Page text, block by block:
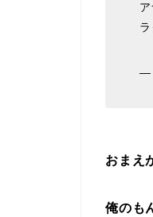
—
おまえ
俺のも